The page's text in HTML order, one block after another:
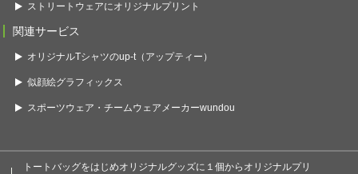
ストリートウェアにオリジナルプリント
関連サービス
オリジナルTシャツのup-t（アップティー）
似顔絵グラフィックス
スポーツウェア・チームウェアメーカーwundou
トートバッグをはじめオリジナルグッズに１個からオリジナルプリ